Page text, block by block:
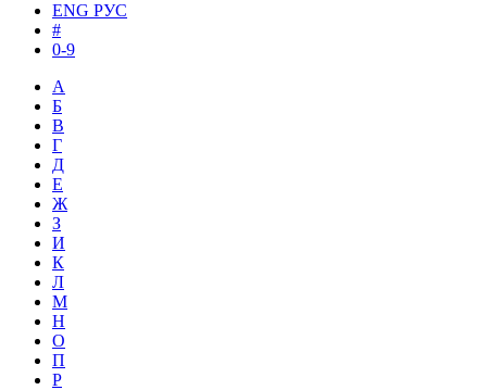
ENG РУС
#
0-9
А
Б
В
Г
Д
Е
Ж
З
И
К
Л
М
Н
О
П
Р